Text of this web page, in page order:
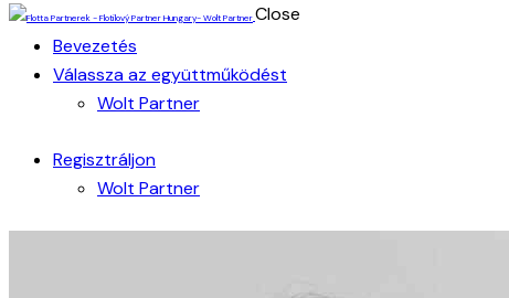
Close
Bevezetés
Válassza az együttműködést
Wolt Partner
Regisztráljon
Wolt Partner